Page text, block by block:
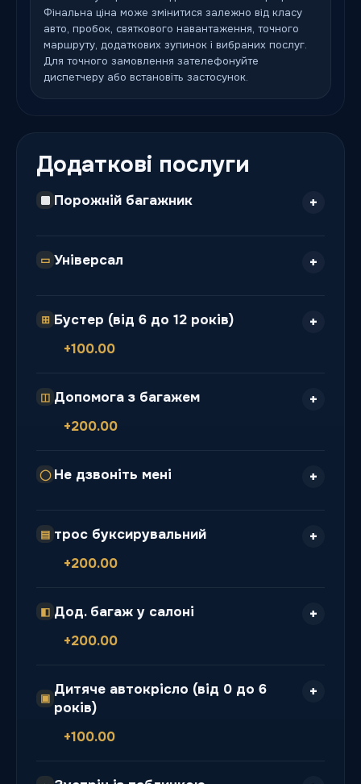
Фінальна ціна може змінитися залежно від класу
авто, пробок, святкового навантаження, точного
маршруту, додаткових зупинок і вибраних послуг.
Для точного замовлення зателефонуйте
диспетчеру або встановіть застосунок.
Додаткові послуги
Порожній багажник
▭ Універсал
⊞ Бустер (від 6 до 12 років)
+100.00
◫ Допомога з багажем
+200.00
◯ Не дзвоніть мені
▤ трос буксирувальний
+200.00
◧ Дод. багаж у салоні
+200.00
▣
Дитяче автокрісло (від 0 до 6
років)
+100.00